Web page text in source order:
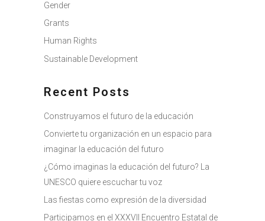
Gender
Grants
Human Rights
Sustainable Development
Recent Posts
Construyamos el futuro de la educación
Convierte tu organización en un espacio para
imaginar la educación del futuro
¿Cómo imaginas la educación del futuro? La
UNESCO quiere escuchar tu voz
Las fiestas como expresión de la diversidad
Participamos en el XXXVII Encuentro Estatal de